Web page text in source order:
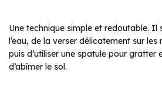
Une technique simple et redoutable.
l’eau, de la verser délicatement sur les
puis d’utiliser une spatule pour gratter
d’abîmer le sol.